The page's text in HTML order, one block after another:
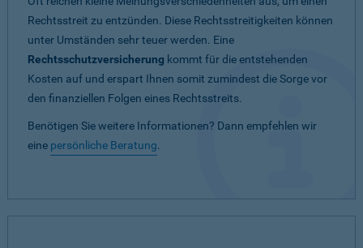
Rechtsstreit zu entzünden. Diese Rechtsstreitigkeiten können
unter Umständen sehr teuer werden. Eine
Rechtsschutzversicherung kommt für die entstehenden
Kosten auf und erspart Ihnen somit zumindest die Sorge vor
den finanziellen Folgen eines Rechtsstreits.
Benötigen Sie weitere Informationen? Dann empfehlen wir
eine persönliche Beratung.